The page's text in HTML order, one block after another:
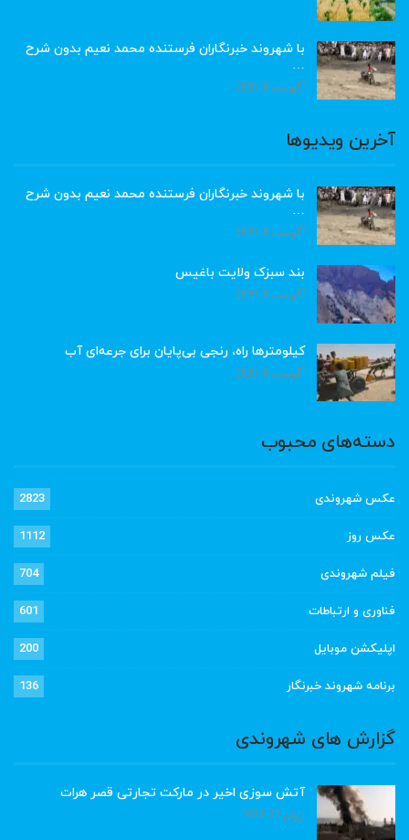
با شهروند خبرنگاران فرستنده محمد نعیم بدون شرح
…
آگوست 8, 2026
آخرین ویدیوها
با شهروند خبرنگاران فرستنده محمد نعیم بدون شرح
…
آگوست 8, 2026
بند سبزک ولایت باغیس
آگوست 8, 2026
کیلومترها راه، رنجی بی‌پایان برای جرعه‌ای آب
آگوست 8, 2026
دسته‌های محبوب
عکس شهروندی 2823
عکس روز 1112
فیلم شهروندی 704
فناوری و ارتباطات 601
اپلیکشن موبایل 200
برنامه شهروند خبرنگار 136
گزارش های شهروندی
آتش سوزی اخیر در مارکت تجارتی قصر هرات
ژوئن 22, 2023